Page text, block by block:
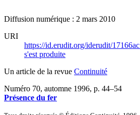
Diffusion numérique : 2 mars 2010
URI
https://id.erudit.org/iderudit/17166ac
s'est produite
Un article de la revue Continuité
Numéro 70, automne 1996, p. 44–54
Présence du fer